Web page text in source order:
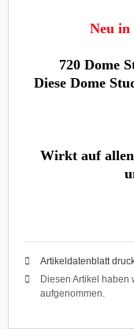
Neu in
720 Dome
Diese Dome
Wirkt auf
Artikeldatenblatt
Diesen Artikel haben
aufgenommen.